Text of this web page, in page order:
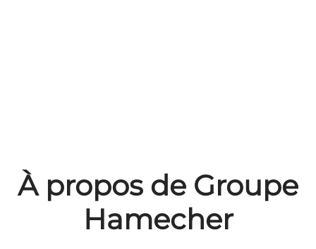
À propos de Groupe
Hamecher